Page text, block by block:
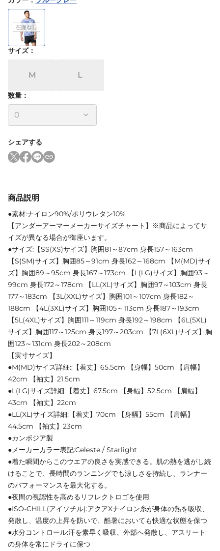
サイズ：
M L
数量：
シェアする
商品説明
●素材:ナイロン90%/ポリウレタン10%
【アンダーアーマーメーカーサイズチャート】※商品によってサ
イズが異なる場合が御座います。
●サイズ:【SS(XS)サイズ】胸囲81～87cm 身長157～163cm
【S(SM)サイズ】胸囲85～91cm 身長162～168cm 【M(MD)サイ
ズ】胸囲89～95cm 身長167～173cm 【L(LG)サイズ】胸囲93～
99cm 身長172～178cm 【LL(XL)サイズ】胸囲97～103cm 身長
177～183cm 【3L(XXL)サイズ】胸囲101～107cm 身長182～
188cm 【4L(3XL)サイズ】胸囲105～113cm 身長187～193cm
【5L(4XL)サイズ】胸囲111～119cm 身長192～198cm 【6L(5XL)
サイズ】胸囲117～125cm 身長197～203cm 【7L(6XL)サイズ】胸
囲123～131cm 身長202～208cm
【実寸サイズ】
●M(MD)サイズ詳細::【着丈】65.5cm 【身幅】50cm 【肩幅】
42cm 【袖丈】21.5cm
●L(LG)サイズ詳細:【着丈】67.5cm 【身幅】52.5cm 【肩幅】
43cm 【袖丈】22cm
●LL(XL)サイズ詳細:【着丈】70cm 【身幅】55cm 【肩幅】
44.5cm 【袖丈】23cm
●カンボジア製
●メーカーカラー表記:Celeste / Starlight
●着た瞬間からこのウエアの良さを実感できる。肌の熱を逃がし続
けることで、長時間のランニングでも涼しさを持続し、ランナー
のパフォーマンスを最大化する。
●夜間の視認性を高めるリフレクトロゴを使用
●ISO-CHILL(アイソチル):アクアXナイロン糸が身体の熱を吸収、
発散し、温度の上昇を防いで、酷暑においても快適な状態を保つ
●水分コントロール:汗を素早く吸収、外部へ発散し、アスリート
の身体を常にドライに保つ